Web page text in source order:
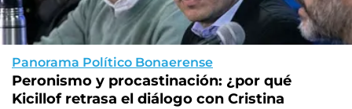
Panorama Político Bonaerense
Peronismo y procastinación: ¿por qué
Kicillof retrasa el diálogo con Cristina